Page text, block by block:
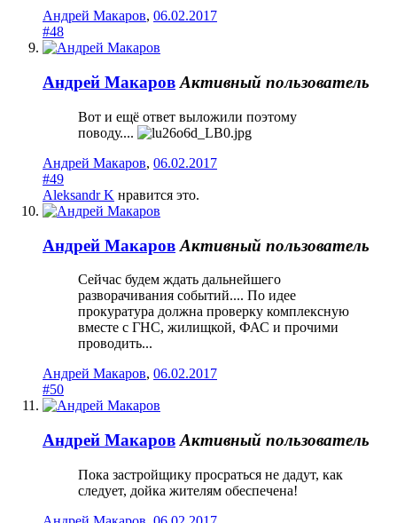
Андрей Макаров, 06.02.2017
#48
Андрей Макаров Активный пользователь
Вот и ещё ответ выложили поэтому
поводу....
Андрей Макаров, 06.02.2017
#49
Aleksandr K нравится это.
Андрей Макаров Активный пользователь
Сейчас будем ждать дальнейшего
разворачивания событий.... По идее
прокуратура должна проверку комплексную
вместе с ГНС, жилищкой, ФАС и прочими
проводить...
Андрей Макаров, 06.02.2017
#50
Андрей Макаров Активный пользователь
Пока застройщику просраться не дадут, как
следует, дойка жителям обеспечена!